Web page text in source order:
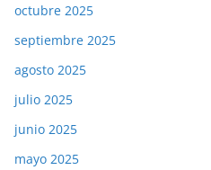
octubre 2025
septiembre 2025
agosto 2025
julio 2025
junio 2025
mayo 2025